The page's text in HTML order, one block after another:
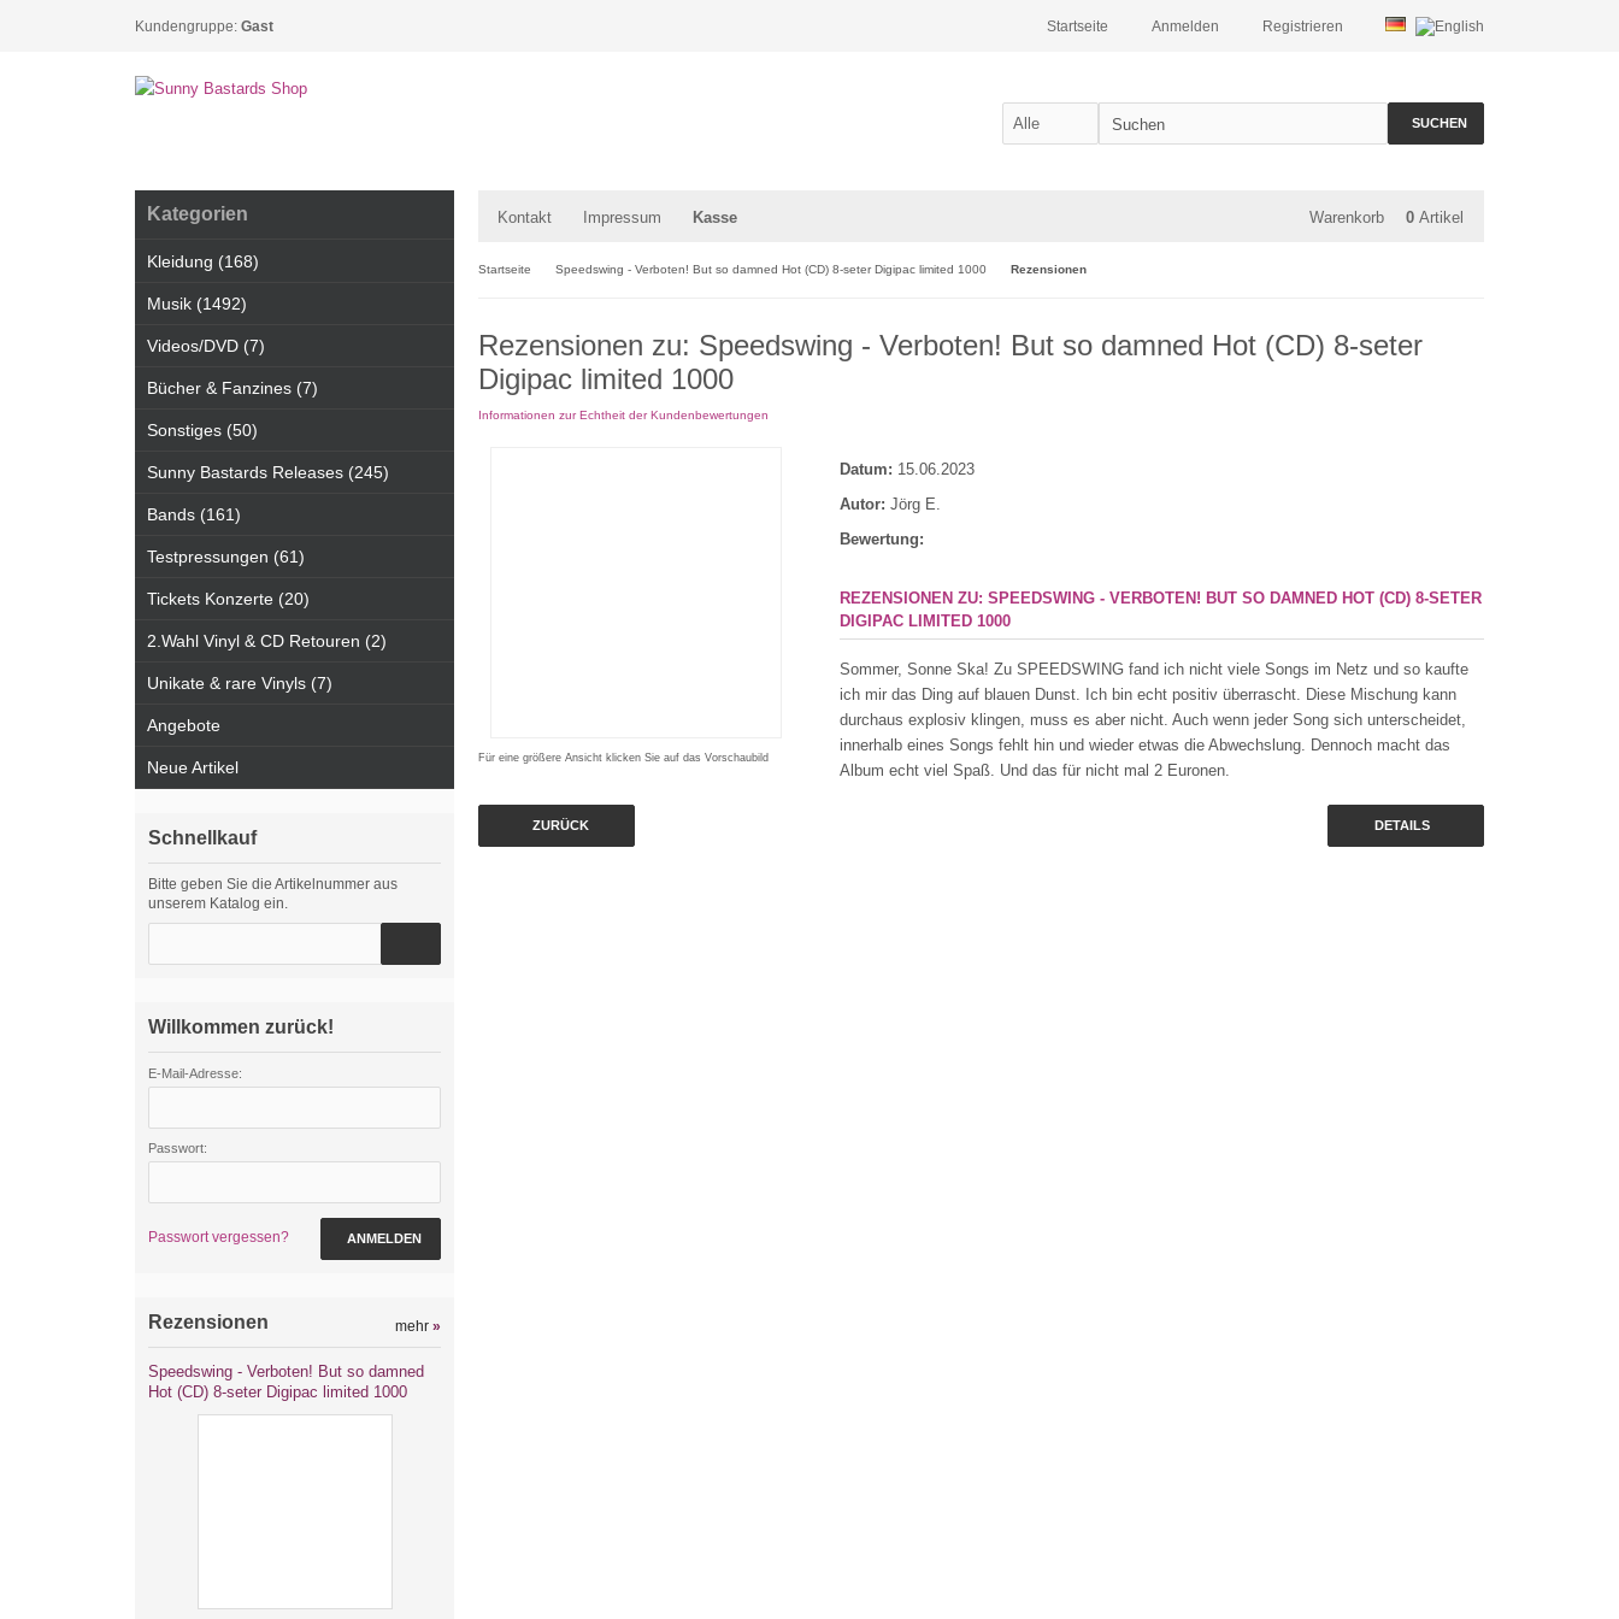
Kundengruppe: Gast Registrieren
Anmelden
Startseite
SUCHEN
Kontakt Impressum Kasse Warenkorb 0 Artikel
Startseite Speedswing - Verboten! But so damned Hot (CD) 8-seter Digipac limited 1000 Rezensionen
Rezensionen zu: Speedswing - Verboten! But so damned Hot (CD) 8-seter
Digipac limited 1000
Informationen zur Echtheit der Kundenbewertungen
Für eine größere Ansicht klicken Sie auf das Vorschaubild
Datum: 15.06.2023
Autor: Jörg E.
Bewertung:
REZENSIONEN ZU: SPEEDSWING - VERBOTEN! BUT SO DAMNED HOT (CD) 8-SETER
DIGIPAC LIMITED 1000
Sommer, Sonne Ska! Zu SPEEDSWING fand ich nicht viele Songs im Netz und so kaufte
ich mir das Ding auf blauen Dunst. Ich bin echt positiv überrascht. Diese Mischung kann
durchaus explosiv klingen, muss es aber nicht. Auch wenn jeder Song sich unterscheidet,
innerhalb eines Songs fehlt hin und wieder etwas die Abwechslung. Dennoch macht das
Album echt viel Spaß. Und das für nicht mal 2 Euronen.
ZURÜCK DETAILS
Kategorien
Kleidung (168)
Musik (1492)
Videos/DVD (7)
Bücher & Fanzines (7)
Sonstiges (50)
Sunny Bastards Releases (245)
Bands (161)
Testpressungen (61)
Tickets Konzerte (20)
2.Wahl Vinyl & CD Retouren (2)
Unikate & rare Vinyls (7)
Angebote
Neue Artikel
Schnellkauf
Bitte geben Sie die Artikelnummer aus
unserem Katalog ein.
Willkommen zurück!
E-Mail-Adresse:
Passwort:
Passwort vergessen? ANMELDEN
Rezensionen mehr »
Speedswing - Verboten! But so damned
Hot (CD) 8-seter Digipac limited 1000